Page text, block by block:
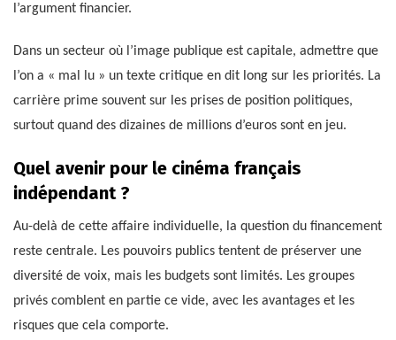
l’argument financier.
Dans un secteur où l’image publique est capitale, admettre que
l’on a « mal lu » un texte critique en dit long sur les priorités. La
carrière prime souvent sur les prises de position politiques,
surtout quand des dizaines de millions d’euros sont en jeu.
Quel avenir pour le cinéma français
indépendant ?
Au-delà de cette affaire individuelle, la question du financement
reste centrale. Les pouvoirs publics tentent de préserver une
diversité de voix, mais les budgets sont limités. Les groupes
privés comblent en partie ce vide, avec les avantages et les
risques que cela comporte.